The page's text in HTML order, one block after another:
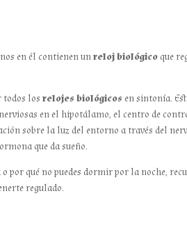
en él contienen unreloj biológico que
todos losrelojes biológicos en sintonía.
en el hipotálamo, el centro de
sobre la luz del entorno a través del
que da sueño.
por qué no puedes dormir por la noche,
regulado.